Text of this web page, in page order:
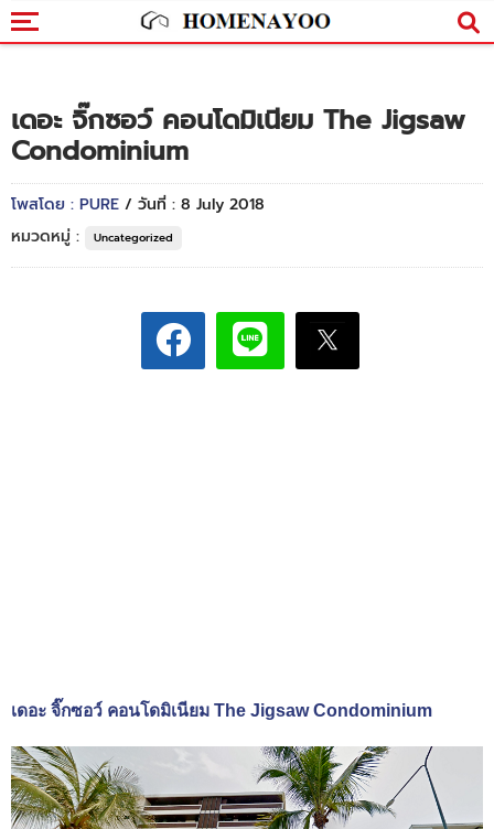
เดอะ จิ๊กซอว์ คอนโดมิเนียม The Jigsaw
Condominium
โพสโดย : PURE / วันที่ : 8 July 2018
หมวดหมู่ :
Uncategorized
เดอะ จิ๊กซอว์ คอนโดมิเนียม The Jigsaw Condominium